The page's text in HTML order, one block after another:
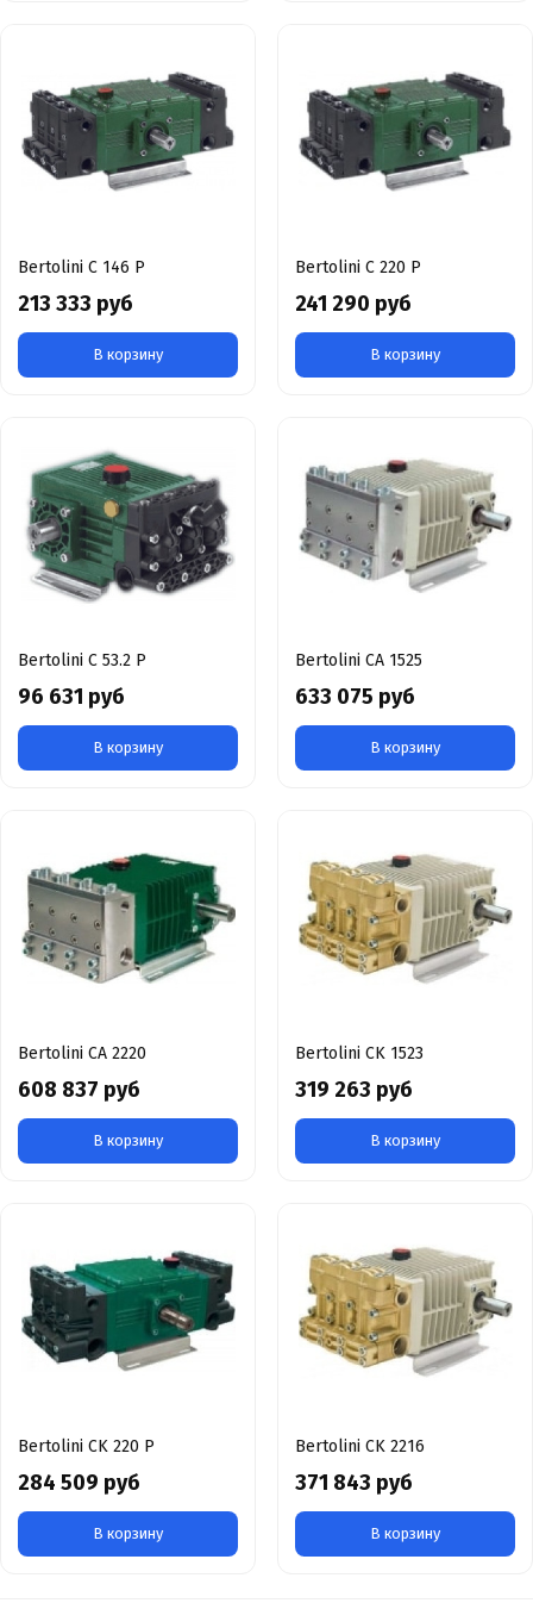
Bertolini С 146 Р
213 333 руб
В корзину
Bertolini С 220 Р
241 290 руб
В корзину
Bertolini C 53.2 P
96 631 руб
В корзину
Bertolini CA 1525
633 075 руб
В корзину
Bertolini CA 2220
608 837 руб
В корзину
Bertolini CK 1523
319 263 руб
В корзину
Bertolini CK 220 Р
284 509 руб
В корзину
Bertolini CK 2216
371 843 руб
В корзину